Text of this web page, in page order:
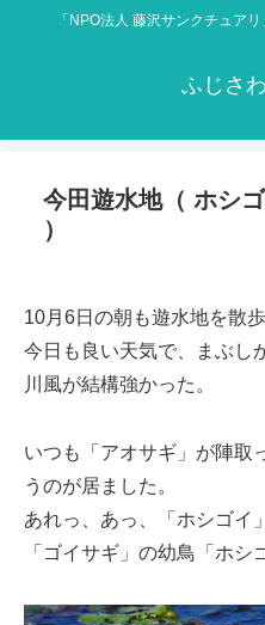
「NPO法人 藤沢サンクチュア
ふじさ
今田遊水地（ ホシ
）
10月6日の朝も遊水地を散
今日も良い天気で、まぶし
川風が結構強かった。
いつも「アオサギ」が陣取
うのが居ました。
あれっ、あっ、「ホシゴイ
「ゴイサギ」の幼鳥「ホシ